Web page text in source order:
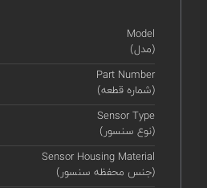
Model
(مدل)
Part Number
(شماره قطعه)
Sensor Type
(نوع سنسور)
Sensor Housing Material
(جنس محفظه سنسور)